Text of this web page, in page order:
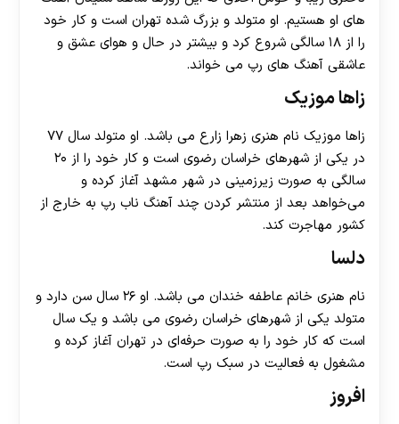
های او هستیم. او متولد و بزرگ شده تهران است و کار خود
را از ۱۸ سالگی شروع کرد و بیشتر در حال و هوای عشق و
عاشقی آهنگ های رپ می خواند.
زاها موزیک
زاها موزیک نام هنری زهرا زارع می باشد. او متولد سال ۷۷
در یکی از شهرهای خراسان رضوی است و کار خود را از ۲۰
سالگی به صورت زیرزمینی در شهر مشهد آغاز کرده و
می‌خواهد بعد از منتشر کردن چند آهنگ ناب رپ به خارج از
کشور مهاجرت کند.
دلسا
نام هنری خانم عاطفه خندان می باشد. او ۲۶ سال سن دارد و
متولد یکی از شهرهای خراسان رضوی می باشد و یک سال
است که کار خود را به صورت حرفه‌ای در تهران آغاز کرده و
مشغول به فعالیت در سبک رپ است.
افروز